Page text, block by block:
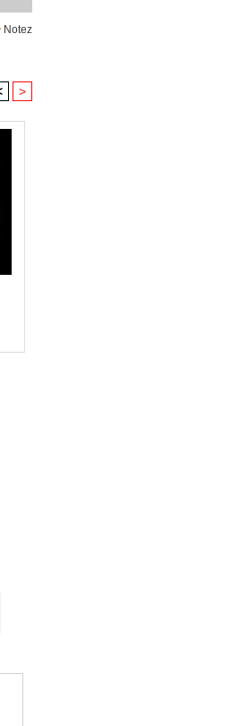
Notez
>